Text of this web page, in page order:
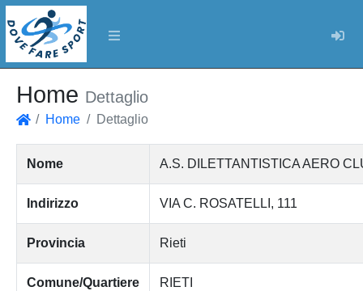
Home Dettaglio
Home Dettaglio
Nome A.S. DILETTANTISTICA AERO
Indirizzo VIA C. ROSATELLI, 111
Provincia Rieti
Comune/Quartiere RIETI